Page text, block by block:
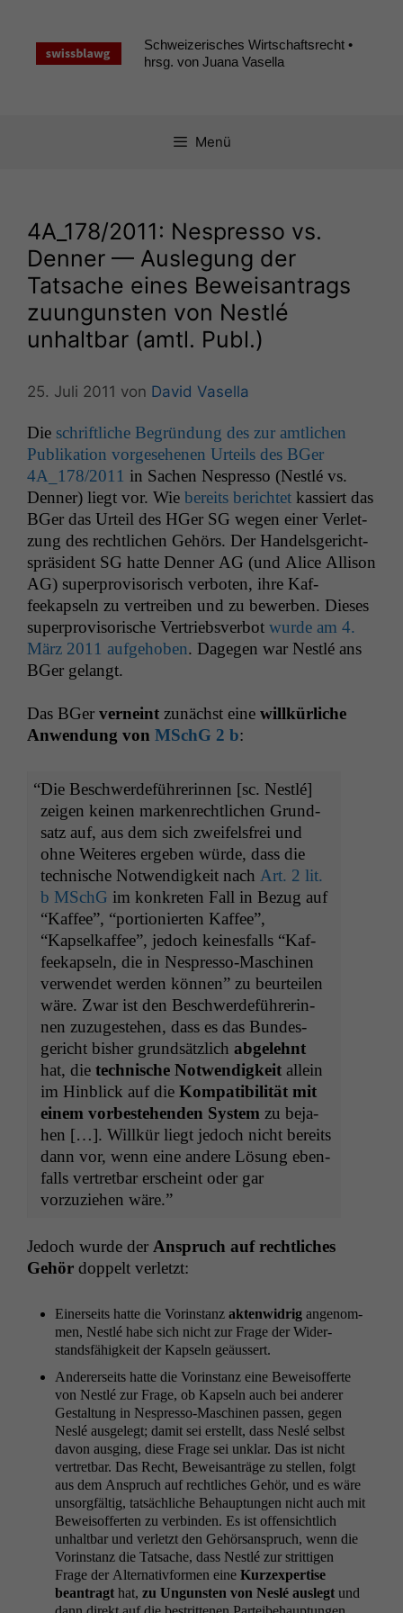
springen
Schweizerisches Wirtschaftsrecht •
hrsg. von Juana Vasella
Menü
4A_178/2011: Nespresso vs.
Denner — Auslegung der
Tatsache eines Beweisantrags
zuungunsten von Nestlé
unhaltbar (amtl. Publ.)
25. Juli 2011 von David Vasella
Die schriftliche Begrün­dung des zur amtlichen
Pub­lika­tion vorge­se­henen Urteils des BGer
4A_178/2011 in Sachen Nespres­so (Nestlé vs.
Den­ner) liegt vor. Wie bere­its berichtet kassiert das
BGer das Urteil des HGer SG wegen ein­er Ver­let­
zung des rechtlichen Gehörs. Der Han­dels­gericht­
spräsi­dent SG hat­te Den­ner AG (und Alice Alli­son
AG) super­pro­vi­sorisch ver­boten, ihre Kaf­
feekapseln zu vertreiben und zu bewer­ben. Dieses
super­pro­vi­sorische Ver­trieb­sver­bot wurde am 4.
März 2011 aufge­hoben. Dage­gen war Nestlé ans
BGer gelangt.
Das BGer verneint zunächst eine willkür­liche
Anwen­dung von MSchG 2 b:
“Die Beschw­erde­führerin­nen [sc. Nestlé]
zeigen keinen marken­rechtlichen Grund­
satz auf, aus dem sich zweifels­frei und
ohne Weit­eres ergeben würde, dass die
tech­nis­che Notwendigkeit nach Art. 2 lit.
b MSchG im konkreten Fall in Bezug auf
“Kaf­fee”, “por­tion­ierten Kaf­fee”,
“Kapselkaf­fee”, jedoch keines­falls “Kaf­
feekapseln, die in Nespres­so-Maschi­nen
ver­wen­det wer­den kön­nen” zu beurteilen
wäre. Zwar ist den Beschw­erde­führerin­
nen zuzugeste­hen, dass es das Bun­des­
gericht bish­er grund­sät­zlich abgelehnt
hat, die tech­nis­che Notwendigkeit allein
im Hin­blick auf die Kom­pat­i­bil­ität mit
einem vorbeste­hen­den Sys­tem zu beja­
hen […]. Willkür liegt jedoch nicht bere­its
dann vor, wenn eine andere Lösung eben­
falls vertret­bar erscheint oder gar
vorzuziehen wäre.”
Jedoch wurde der Anspruch auf rechtlich­es
Gehör dop­pelt verletzt:
Ein­er­seits hat­te die Vorin­stanz akten­widrig angenom­
men, Nestlé habe sich nicht zur Frage der Wider­
stands­fähigkeit der Kapseln geäussert.
Ander­er­seits hat­te die Vorin­stanz eine Beweisof­ferte
von Nestlé zur Frage, ob Kapseln auch bei ander­er
Gestal­tung in Nespres­so-Maschi­nen passen, gegen
Nes­lé aus­gelegt; damit sei erstellt, dass Nes­lé selb­st
davon aus­ging, diese Frage sei unklar. Das ist nicht
vertret­bar. Das Recht, Beweisanträge zu stellen, fol­gt
aus dem Anspruch auf rechtlich­es Gehör, und es wäre
unsorgfältig, tat­säch­liche Behaup­tun­gen nicht auch mit
Beweisof­fer­ten zu verbinden. Es ist offen­sichtlich
unhalt­bar und ver­let­zt den Gehör­sanspruch, wenn die
Vorin­stanz die Tat­sache, dass Nestlé zur strit­ti­gen
Frage der Alter­na­tiv­for­men eine Kurz­ex­per­tise
beantragt hat, zu Ungun­sten von Nes­lé auslegt und